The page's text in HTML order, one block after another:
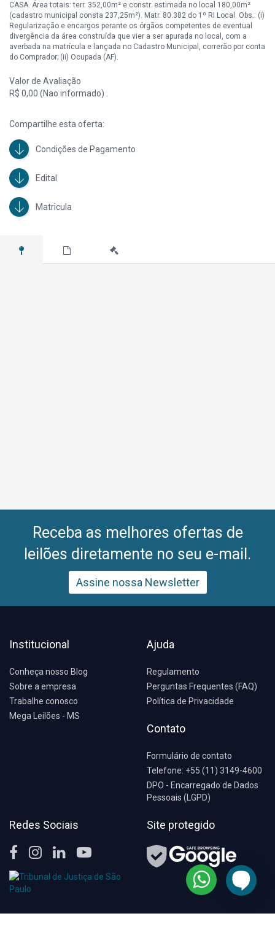
CASA. Área totais: terr. 352,00m² e constr. estimada no local 180,00m²
(cadastro municipal consta 237,25m²). Matr. 80.382 do 1º RI Local. Obs.: (i)
Regularização e encargos perante os órgãos competentes de eventual
divergência da área construída que vier a ser apurada no local, com a
averbada na matrícula e lançada no Cadastro Municipal, correrão por conta
do Comprador; (ii) Ocupada (AF).
Valor de Avaliação
R$ 0,00 (Nao informado) .
Compartilhe esta oferta:
Condições de Pagamento
Edital
Matricula
Receba as melhores ofertas de
leilões diretamente no seu e-mail.
Assine nossa Newsletter
Institucional
Conheça nosso Blog
Sobre a empresa
Trabalhe conosco
Mega Leilões - MS
Ajuda
Regulamento
Perguntas Frequentes (FAQ)
Política de Privacidade
Contato
Formulário de contato
Telefone: +55 (11) 3149-4600
DPO - Encarregado de Dados
Pessoais (LGPD)
Redes Sociais Site protegido